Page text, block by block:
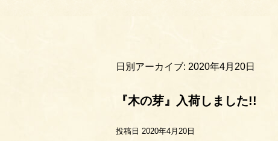
日別アーカイブ: 2020年4月20日
『木の芽』入荷しました!!
投稿日 2020年4月20日